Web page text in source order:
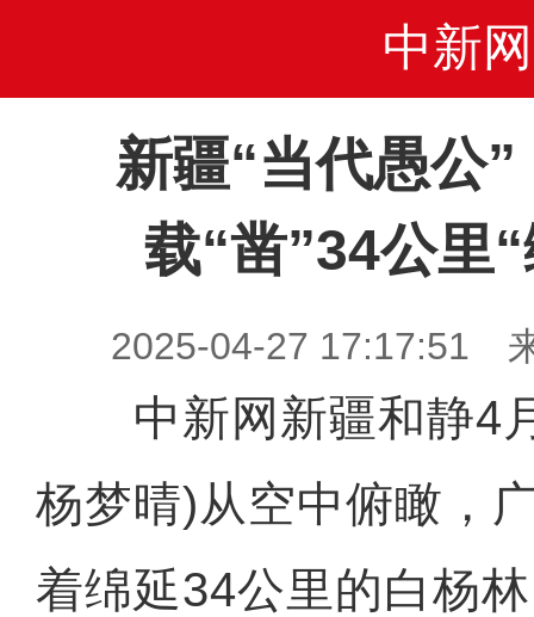
中新网
新疆“当代愚公
载“凿”34公里
2025-04-27 17:17:51
中新网新疆和静4
杨梦晴)从空中俯瞰，
着绵延34公里的白杨